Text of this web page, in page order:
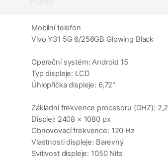
Mobilní telefon
Vivo Y31 5G 6/256GB Glowing Black
Operační systém: Android 15
Typ displeje: LCD
Úhlopříčka displeje: 6,72"
Základní frekvence procesoru (GHZ): 2,2
Displej: 2408 × 1080 px
Obnovovací frekvence: 120 Hz
Vlastnosti displeje: Barevný
Svítivost displeje: 1050 Nits